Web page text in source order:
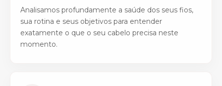
Analisamos profundamente a saúde dos seus fios,
sua rotina e seus objetivos para entender
exatamente o que o seu cabelo precisa neste
momento.